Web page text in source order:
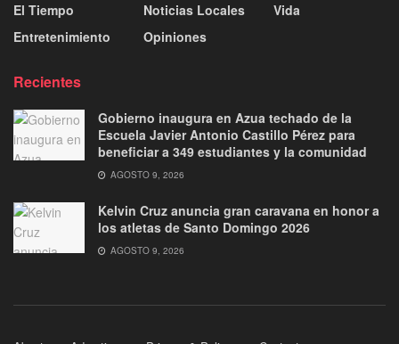
El Tiempo
Entretenimiento
Noticias Locales
Opiniones
Vida
Recientes
Gobierno inaugura en Azua techado de la
Escuela Javier Antonio Castillo Pérez para
beneficiar a 349 estudiantes y la comunidad
AGOSTO 9, 2026
Kelvin Cruz anuncia gran caravana en honor a
los atletas de Santo Domingo 2026
AGOSTO 9, 2026